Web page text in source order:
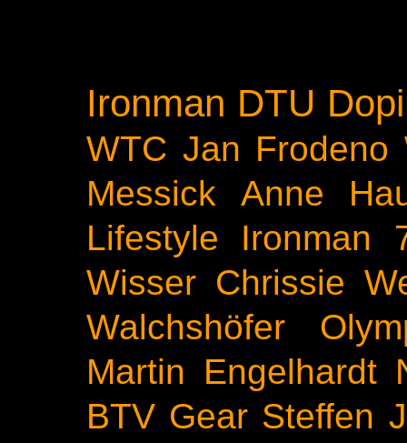
Ironman DTU
WTC Jan Frodeno
Messick
Anne
Lifestyle
Ironman
Wisser Chrissie
Walchshöfer
Martin Engelhardt
BTV Gear Steffen